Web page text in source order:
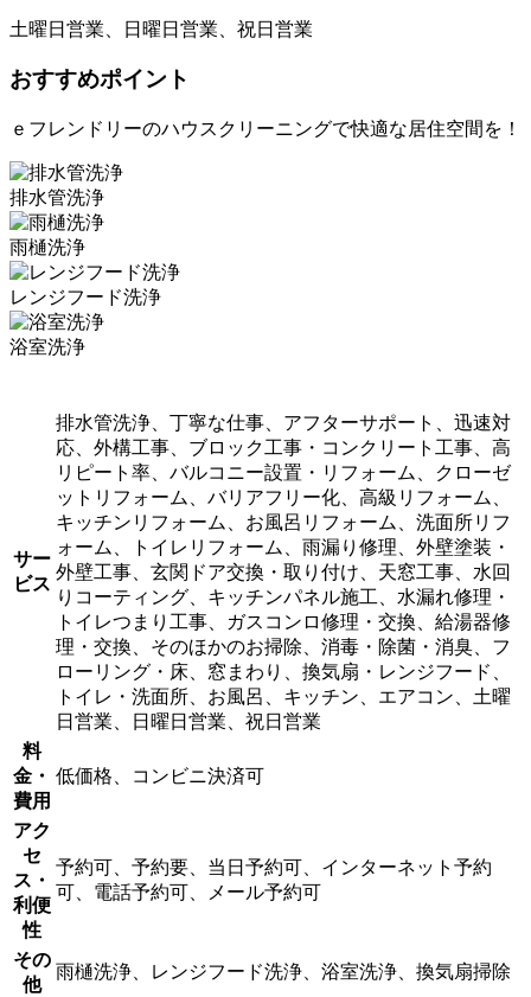
土曜日営業、日曜日営業、祝日営業
おすすめポイント
ｅフレンドリーのハウスクリーニングで快適な居住空間を！
排水管洗浄
雨樋洗浄
レンジフード洗浄
浴室洗浄
サー
ビス
排水管洗浄、丁寧な仕事、アフターサポート、迅速対
応、外構工事、ブロック工事・コンクリート工事、高
リピート率、バルコニー設置・リフォーム、クローゼ
ットリフォーム、バリアフリー化、高級リフォーム、
キッチンリフォーム、お風呂リフォーム、洗面所リフ
ォーム、トイレリフォーム、雨漏り修理、外壁塗装・
外壁工事、玄関ドア交換・取り付け、天窓工事、水回
りコーティング、キッチンパネル施工、水漏れ修理・
トイレつまり工事、ガスコンロ修理・交換、給湯器修
理・交換、そのほかのお掃除、消毒・除菌・消臭、フ
ローリング・床、窓まわり、換気扇・レンジフード、
トイレ・洗面所、お風呂、キッチン、エアコン、土曜
日営業、日曜日営業、祝日営業
料
金・
費用
低価格、コンビニ決済可
アク
セ
ス・
利便
性
予約可、予約要、当日予約可、インターネット予約
可、電話予約可、メール予約可
その
他
雨樋洗浄、レンジフード洗浄、浴室洗浄、換気扇掃除